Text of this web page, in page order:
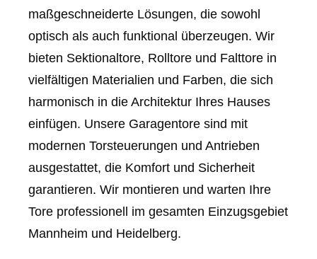
maßgeschneiderte Lösungen, die sowohl
optisch als auch funktional überzeugen. Wir
bieten Sektionaltore, Rolltore und Falttore in
vielfältigen Materialien und Farben, die sich
harmonisch in die Architektur Ihres Hauses
einfügen. Unsere Garagentore sind mit
modernen Torsteuerungen und Antrieben
ausgestattet, die Komfort und Sicherheit
garantieren. Wir montieren und warten Ihre
Tore professionell im gesamten Einzugsgebiet
Mannheim und Heidelberg.